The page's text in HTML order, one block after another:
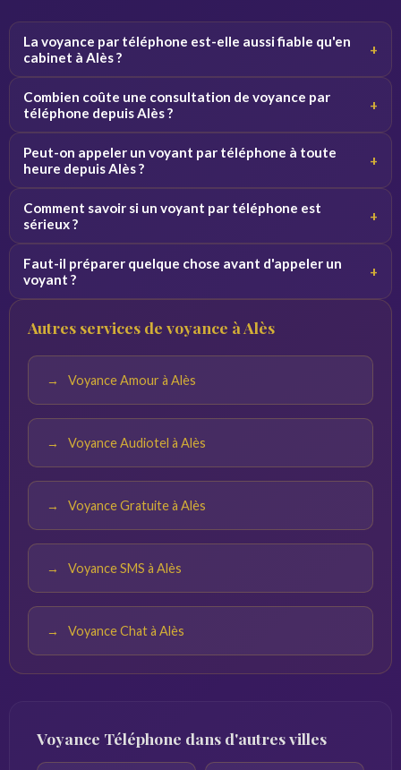
La voyance par téléphone est-elle aussi fiable qu'en
cabinet à Alès ?
+
Par téléphone, le voyant se concentre sur votre voix et
Combien coûte une consultation de voyance par
téléphone depuis Alès ?
+
voyant. Des premières minutes sont souvent offertes
Peut-on appeler un voyant par téléphone à toute
heure depuis Alès ?
+
pouvez appeler de jour comme de nuit depuis Alès et toute
Comment savoir si un voyant par téléphone est
sérieux ?
+
du voyant sur la plateforme. Profitez des minutes
Faut-il préparer quelque chose avant d'appeler un
voyant ?
+
calme. Plus vos questions sont précises, plus les réponses
Autres services de voyance à Alès
Voyance Amour à Alès
Voyance Audiotel à Alès
Voyance Gratuite à Alès
Voyance SMS à Alès
Voyance Chat à Alès
Voyance Téléphone dans d'autres villes